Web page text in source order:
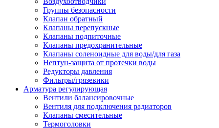
Группы безопасности
Клапан обратный
Клапаны перепускные
Клапаны подпиточные
Клапаны предохранительные
Клапаны соленоидные для воды/для газа
Нептун-защита от протечки воды
Редукторы давления
Фильтры/грязевики
Арматура регулирующая
Вентили балансировочные
Вентиля для подключения радиаторов
Клапаны смесительные
Термоголовки